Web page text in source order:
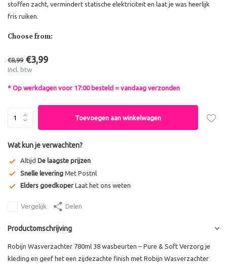
stoffen zacht, vermindert statische elektriciteit en laat je was heerlijk
fris ruiken.
Choose from:
€8,99 €3,99
Incl. btw
* Op werkdagen voor 17:00 besteld = vandaag verzonden
Toevoegen aan winkelwagen
Wat kun je verwachten?
Altijd De laagste prijzen
Snelle levering Met Postnl
Elders goedkoper Laat het ons weten
Vergelijk Delen
Productomschrijving
Robijn Wasverzachter 780ml 38 wasbeurten – Pure & Soft Verzorg je
kleding en geef het een zijdezachte finish met Robijn Wasverzachter